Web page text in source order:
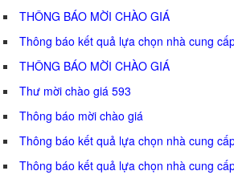
THÔNG BÁO MỜI CHÀO GIÁ
Thông báo kết quả lựa chọn nhà cung
THÔNG BÁO MỜI CHÀO GIÁ
Thư mời chào giá 593
Thông báo mời chào giá
Thông báo kết quả lựa chọn nhà cung
Thông báo kết quả lựa chọn nhà cung